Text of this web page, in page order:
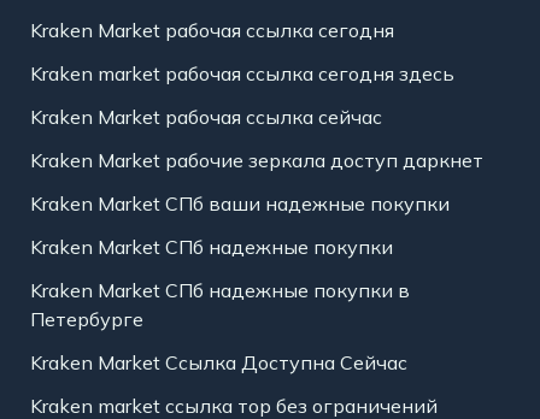
Kraken Market рабочая ссылка сегодня
Kraken market рабочая ссылка сегодня здесь
Kraken Market рабочая ссылка сейчас
Kraken Market рабочие зеркала доступ даркнет
Kraken Market СПб ваши надежные покупки
Kraken Market СПб надежные покупки
Kraken Market СПб надежные покупки в
Петербурге
Kraken Market Ссылка Доступна Сейчас
Kraken market ссылка тор без ограничений